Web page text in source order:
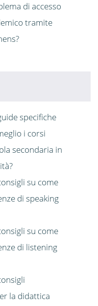
di accesso
tramite
specifiche
i corsi
secondaria in
su come
di speaking
su come
di listening
la didattica